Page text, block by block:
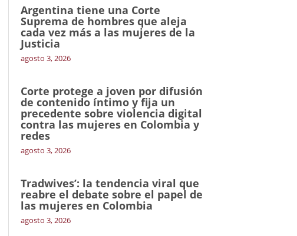
Argentina tiene una Corte
Suprema de hombres que aleja
cada vez más a las mujeres de la
Justicia
agosto 3, 2026
Corte protege a joven por difusión
de contenido íntimo y fija un
precedente sobre violencia digital
contra las mujeres en Colombia y
redes
agosto 3, 2026
Tradwives’: la tendencia viral que
reabre el debate sobre el papel de
las mujeres en Colombia
agosto 3, 2026